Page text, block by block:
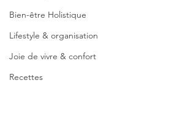
Bien-être Holistique
Lifestyle & organisation
Joie de vivre & confort
Recettes